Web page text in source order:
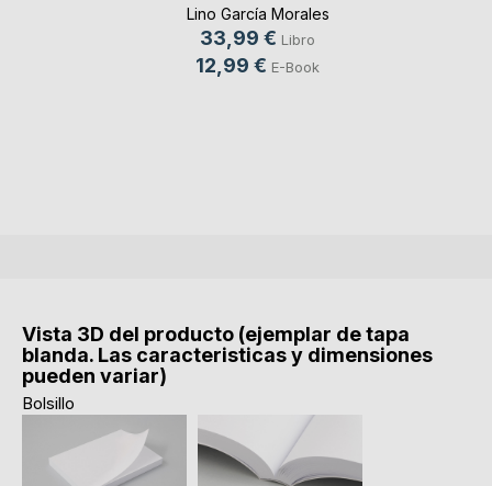
Lino García Morales
33,99 € Libro
12,99 € E-Book
Vista 3D del producto (ejemplar de tapa
blanda. Las caracteristicas y dimensiones
pueden variar)
Bolsillo